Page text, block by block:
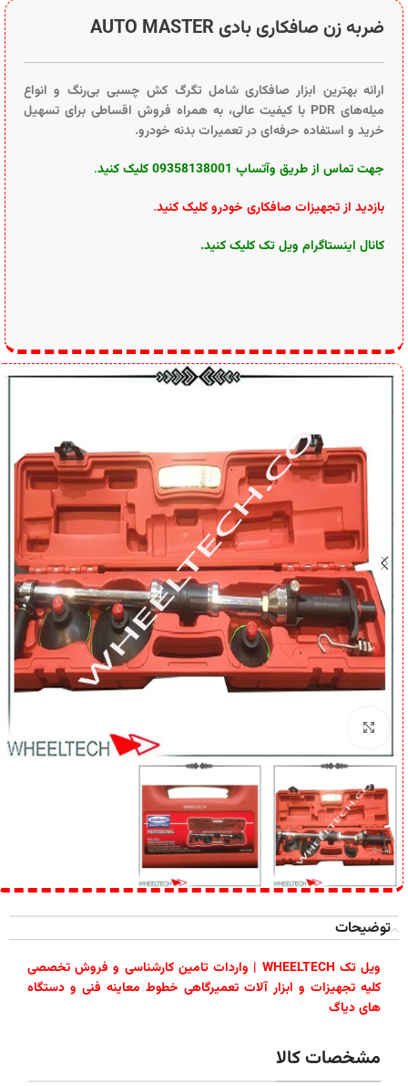
ضربه زن صافکاری بادی AUTO MASTER
ارائه بهترین ابزار صافکاری شامل تگرگ کش چسبی بی‌رنگ و انواع
میله‌های PDR با کیفیت عالی، به همراه فروش اقساطی برای تسهیل
خرید و استفاده حرفه‌ای در تعمیرات بدنه خودرو.
جهت تماس از طریق وآتساپ 09358138001 کلیک کنید
.
بازدید از تجهیزات صافکاری خودرو کلیک کنید.
کانال اینستاگرام ویل تک کلیک کنید.
توضیحات
ویل تک WHEELTECH | واردات تامین کارشناسی و فروش تخصصی
کلیه تجهیزات و ابزار آلات تعمیرگاهی خطوط معاینه فنی و دستگاه
های دیاگ
مشخصات کالا